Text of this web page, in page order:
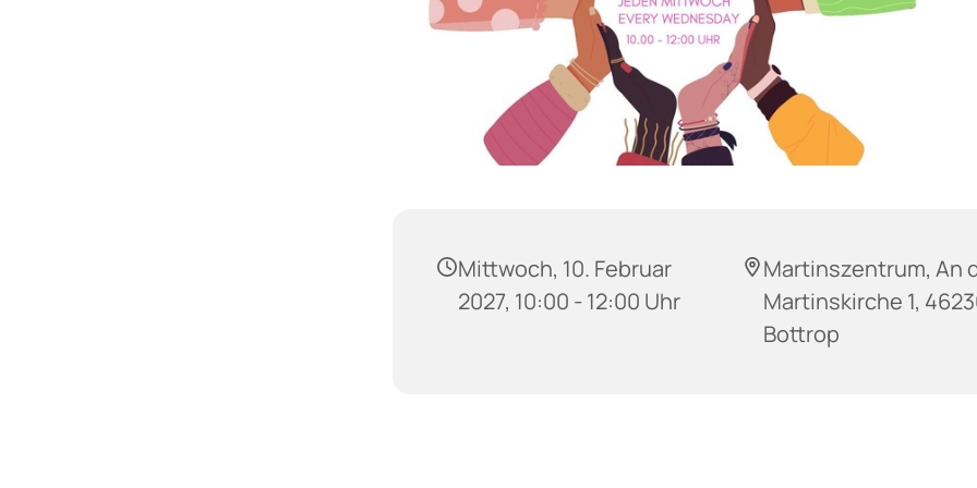
Mittwoch, 10. Februar
2027, 10:00 - 12:00 Uhr
Martinszentrum, An
Martinskirche 1,
Bottrop